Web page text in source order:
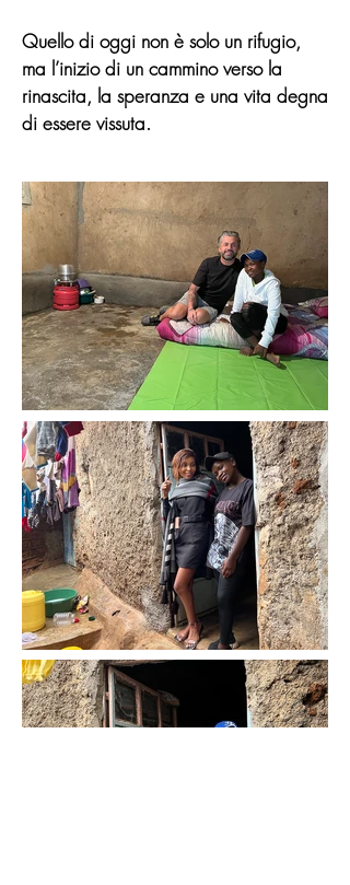
Quello di oggi non è solo un rifugio,
ma l’inizio di un cammino verso la
rinascita, la speranza e una vita degna
di essere vissuta.